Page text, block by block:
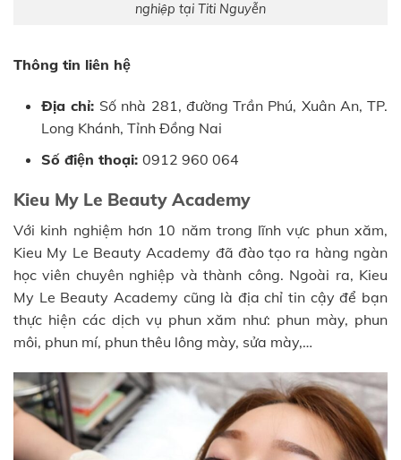
nghiệp tại Titi Nguyễn
Thông tin liên hệ
Địa chỉ: Số nhà 281, đường Trần Phú, Xuân An, TP.
Long Khánh, Tỉnh Đồng Nai
Số điện thoại: 0912 960 064
Kieu My Le Beauty Academy
Với kinh nghiệm hơn 10 năm trong lĩnh vực phun xăm,
Kieu My Le Beauty Academy đã đào tạo ra hàng ngàn
học viên chuyên nghiệp và thành công. Ngoài ra, Kieu
My Le Beauty Academy cũng là địa chỉ tin cậy để bạn
thực hiện các dịch vụ phun xăm như: phun mày, phun
môi, phun mí, phun thêu lông mày, sửa mày,…